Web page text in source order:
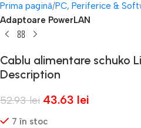
Prima pagină PC, Periferice &
Adaptoare PowerLAN
Cablu alimentare schuko
Description
52.93lei 43.63 lei
7 în stoc